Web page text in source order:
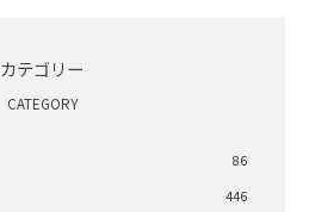
カテゴリー
CATEGORY
86
446